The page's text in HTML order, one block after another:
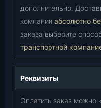
дополнительно.
компании абсолютно
заказа выберите
транспортной
Реквизиты
Оплатить заказ можно